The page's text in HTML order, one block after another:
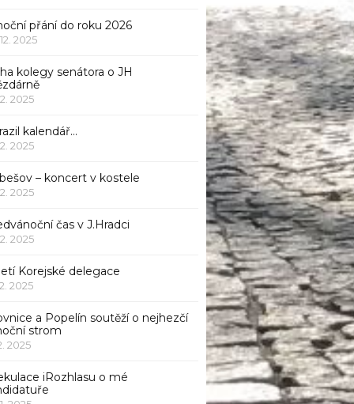
přání do roku 2026
2025
kolegy senátora o JH
2025
kalendář…
2025
– koncert v kostele
2025
čas v J.Hradci
2025
Korejské delegace
2025
a Popelín soutěží o nejhezčí
strom
2025
iRozhlasu o mé